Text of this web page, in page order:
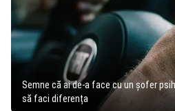
Semne că ai de-a face cu un șofer
să faci diferența